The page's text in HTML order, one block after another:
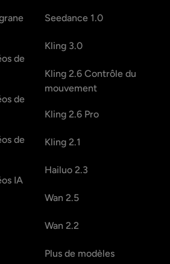
de
de
de
IA
Seedance 1.0
Kling 3.0
Kling 2.6 Contrôle du
mouvement
Kling 2.6 Pro
Kling 2.1
Hailuo 2.3
Wan 2.5
Wan 2.2
Plus de modèles